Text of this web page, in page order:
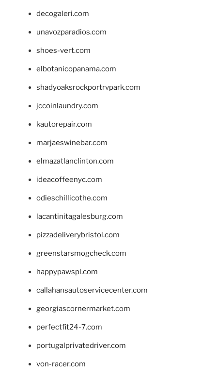
decogaleri.com
unavozparadios.com
shoes-vert.com
elbotanicopanama.com
shadyoaksrockportrvpark.com
jccoinlaundry.com
kautorepair.com
marjaeswinebar.com
elmazatlanclinton.com
ideacoffeenyc.com
odieschillicothe.com
lacantinitagalesburg.com
pizzadeliverybristol.com
greenstarsmogcheck.com
happypawspl.com
callahansautoservicecenter.com
georgiascornermarket.com
perfectfit24-7.com
portugalprivatedriver.com
von-racer.com